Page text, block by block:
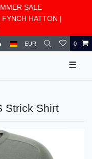
SALE
FYNCH HATTON |
EUR 0
☰
Strick Shirt